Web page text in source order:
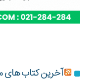
آخرین کتاب های